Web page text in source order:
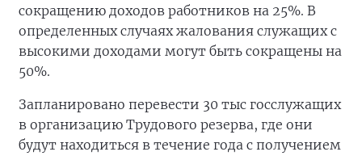
сокращению доходов работников на 25%. В
определенных случаях жалования служащих с
высокими доходами могут быть сокращены на
50%.
Запланировано перевести 30 тыс госслужащих
в организацию Трудового резерва, где они
будут находиться в течение года с получением